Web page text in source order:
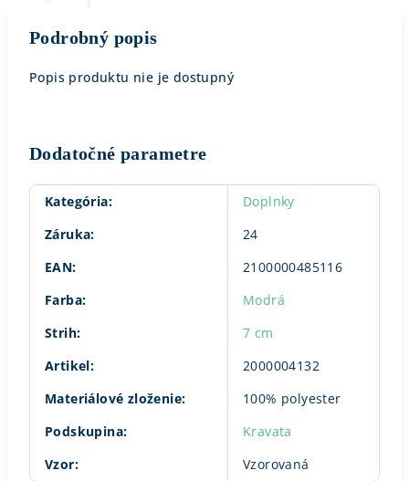
Podrobný popis
Popis produktu nie je dostupný
Dodatočné parametre
Kategória:
Doplnky
Záruka:
24
EAN:
2100000485116
Farba:
Modrá
Strih:
7 cm
Artikel:
2000004132
Materiálové zloženie:
100% polyester
Podskupina:
Kravata
Vzor: Vzorovaná